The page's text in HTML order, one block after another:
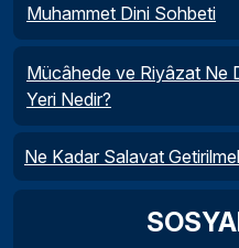
Muhammet Dini Sohbeti
Mücâhede ve Riyâzat Ne
Yeri Nedir?
Ne Kadar Salavat